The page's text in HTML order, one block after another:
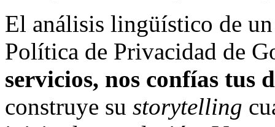
El análisis lingüístico de
Política de Privacidad de
servicios, nos confías tus
construye su storytelling